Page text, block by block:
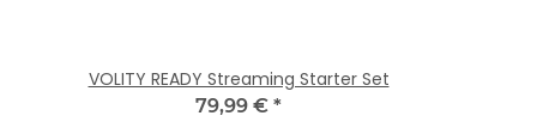
VOLITY READY Streaming Starter Set
79,99 € *